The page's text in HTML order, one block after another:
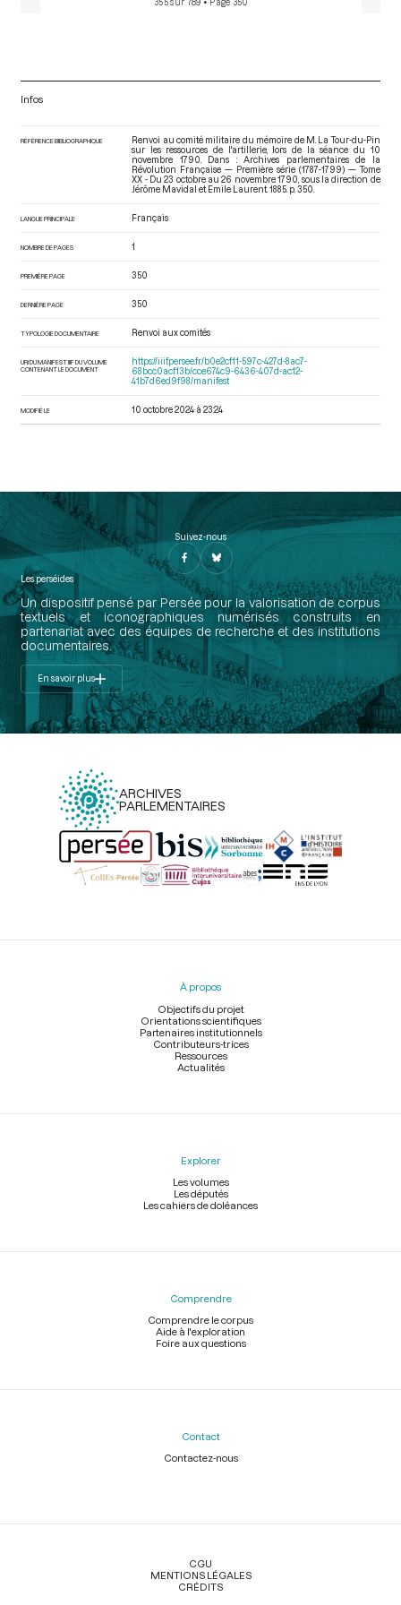
Infos
RÉFÉRENCE BIBLIOGRAPHIQUE
Renvoi au comité militaire du mémoire de M. La Tour-du-Pin
sur les ressources de l'artillerie, lors de la séance du 10
novembre 1790. Dans : Archives parlementaires de la
Révolution Française — Première série (1787-1799) — Tome
XX - Du 23 octobre au 26 novembre 1790 , sous la direction de
Jérôme Mavidal et Emile Laurent. 1885. p. 350.
LANGUE PRINCIPALE Français
NOMBRE DE PAGES 1
PREMIÈRE PAGE 350
DERNIÈRE PAGE 350
TYPOLOGIE DOCUMENTAIRE Renvoi aux comités
URI DU MANIFEST IIIF DU VOLUME
CONTENANT LE DOCUMENT
https://iiif.persee.fr/b0e2cf11-597c-427d-8ac7-
68bcc0acf13b/cce674c9-6436-407d-ac12-
41b7d6ed9f98/manifest
MODIFIÉ LE 10 octobre 2024 à 23:24
Suivez-nous
Les perséides
Un dispositif pensé par Persée pour la valorisation de corpus
textuels et iconographiques numérisés construits en
partenariat avec des équipes de recherche et des institutions
documentaires.
En savoir plus
ARCHIVES
PARLEMENTAIRES
Menu
À propos
Objectifs du projet
Orientations scientifiques
Partenaires institutionnels
Contributeurs-trices
Ressources
Actualités
Explorer
Les volumes
Les députés
Les cahiers de doléances
Comprendre
Comprendre le corpus
Aide à l'exploration
Foire aux questions
Contact
Contactez-nous
Légal
CGU
MENTIONS LÉGALES
CRÉDITS